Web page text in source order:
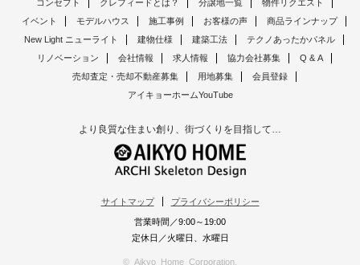
コンセプト クレフィードとは？ 分譲地一覧
物件リクエスト
イベント
モデルハウス 施工事例 お客様の声
商品ラインナップ
New Light ニューライト
建物仕様 建築工法
テクノあったかパネル
リノベーション
会社情報 求人情報 協力会社募集
Q & A
売却査定・売却不動産募集
用地募集
会員登録
アイキョーホームYouTube
より良質な住まい創り、街づくりを目指して…
サイトマップ プライバシーポリシー
営業時間／9:00～19:00
定休日／火曜日、水曜日
© Aikyo Home Corporation.